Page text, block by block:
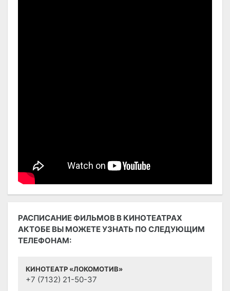
РАСПИСАНИЕ ФИЛЬМОВ В КИНОТЕАТРАХ
АКТОБЕ ВЫ МОЖЕТЕ УЗНАТЬ ПО СЛЕДУЮЩИМ
ТЕЛЕФОНАМ:
КИНОТЕАТР «ЛОКОМОТИВ»
+7 (7132) 21-50-37